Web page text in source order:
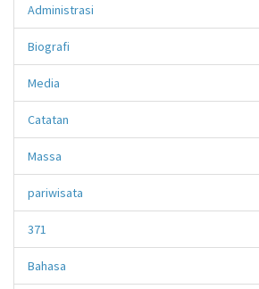
Administrasi
Biografi
Media
Catatan
Massa
pariwisata
371
Bahasa